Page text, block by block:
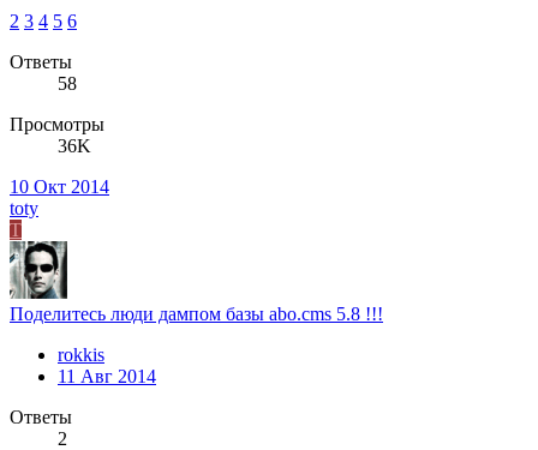
2 3 4 5 6
Ответы
58
Просмотры
36K
10 Окт 2014
toty
T
Поделитесь люди дампом базы abo.cms 5.8 !!!
rokkis
11 Авг 2014
Ответы
2